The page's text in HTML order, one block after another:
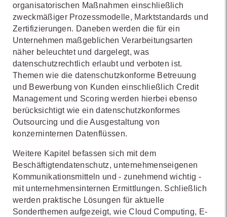
organisatorischen Maßnahmen einschließlich
zweckmäßiger Prozessmodelle, Marktstandards und
Zertifizierungen. Daneben werden die für ein
Unternehmen maßgeblichen Verarbeitungsarten
näher beleuchtet und dargelegt, was
datenschutzrechtlich erlaubt und verboten ist.
Themen wie die datenschutzkonforme Betreuung
und Bewerbung von Kunden einschließlich Credit
Management und Scoring werden hierbei ebenso
berücksichtigt wie ein datenschutzkonformes
Outsourcing und die Ausgestaltung von
konzerninternen Datenflüssen.
Weitere Kapitel befassen sich mit dem
Beschäftigtendatenschutz, unternehmenseigenen
Kommunikationsmitteln und - zunehmend wichtig -
mit unternehmensinternen Ermittlungen. Schließlich
werden praktische Lösungen für aktuelle
Sonderthemen aufgezeigt, wie Cloud Computing, E-